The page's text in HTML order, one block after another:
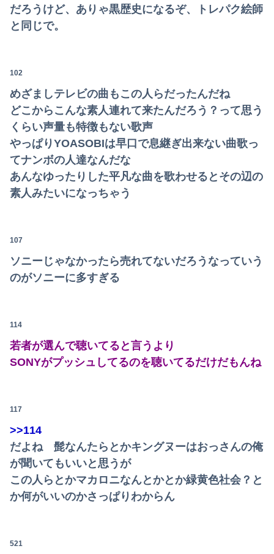
だろうけど、ありゃ黒歴史になるぞ、トレパク絵師
と同じで。
102
めざましテレビの曲もこの人らだったんだね
どこからこんな素人連れて来たんだろう？って思う
くらい声量も特徴もない歌声
やっぱりYOASOBIは早口で息継ぎ出来ない曲歌っ
てナンボの人達なんだな
あんなゆったりした平凡な曲を歌わせるとその辺の
素人みたいになっちゃう
107
ソニーじゃなかったら売れてないだろうなっていう
のがソニーに多すぎる
114
若者が選んで聴いてると言うより
SONYがプッシュしてるのを聴いてるだけだもんね
117
>>114
だよね 髭なんたらとかキングヌーはおっさんの俺
が聞いてもいいと思うが
この人らとかマカロニなんとかとか緑黄色社会？と
か何がいいのかさっぱりわからん
521